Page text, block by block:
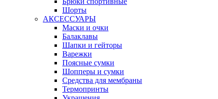
Шорты
АКСЕССУАРЫ
Маски и очки
Балаклавы
Шапки и гейторы
Варежки
Поясные сумки
Шопперы и сумки
Средства для мембраны
Термопринты